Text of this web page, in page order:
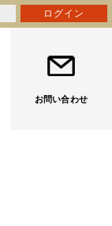
お問い合わせ
ログイン